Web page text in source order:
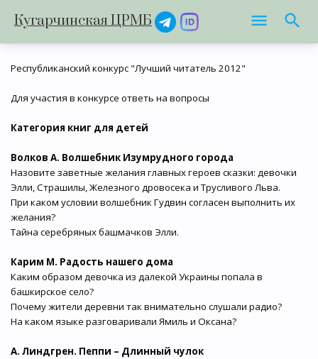
Кугарчинская ЦРМБ
Республиканский конкурс "Лучший читатель 2012"
Для участия в конкурсе ответь на вопросы
Категория книг для детей
Волков А. Волшебник Изумрудного города
Назовите заветные желания главных героев сказки: девочки
Элли, Страшилы, Железного дровосека и Трусливого Льва.
При каком условии волшебник Гудвин согласен выполнить их
желания?
Тайна серебряных башмачков Элли.
Карим М. Радость нашего дома
Каким образом девочка из далекой Украины попала в
башкирское село?
Почему жители деревни так внимательно слушали радио?
На каком языке разговаривали Ямиль и Оксана?
А. Линдгрен. Пеппи – Длинный чулок